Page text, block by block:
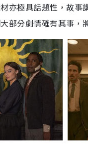
亦極具話題性，故事
部分劇情確有其事，